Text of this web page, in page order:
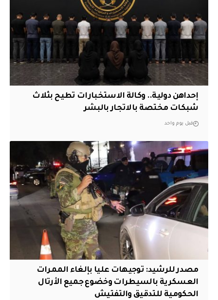
إحداهن دولية.. وكالة الاستخبارات تطيح بثلاث
شبكات مختصة بالاتجار بالبشر
قبل يوم واحد
مصدر للرشيد: توجيهات عليا بإلغاء الممرات
العسكرية بالسيطرات وخضوع جميع الأرتال
الحكومية للتدقيق والتفتيش